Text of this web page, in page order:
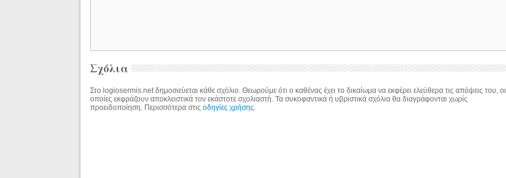
Σχόλια
Στο logiosermis.net δημοσιεύεται κάθε σχόλιο. Θεωρούμε ότι ο καθένας έχει το δικαίωμα να εκφέρει ελεύθερα τις απόψεις του, οι
οποίες εκφράζουν αποκλειστικά τον εκάστοτε σχολιαστή. Τα συκοφαντικά ή υβριστικά σχόλια θα διαγράφονται χωρίς
προειδοποίηση. Περισσότερα στιςοδηγίες χρήσης